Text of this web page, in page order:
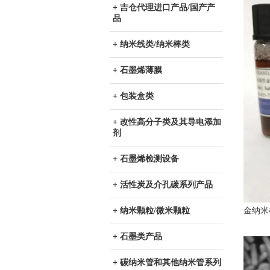
+ 吉仓代理进口产品/国产产
品
+ 纳米线类/纳米棒类
+ 石墨烯薄膜
+ 包装盒类
+ 改性高分子类及其导电添加
剂
+ 石墨烯检测设备
+ 活性炭及介孔碳系列产品
+ 纳米颗粒/微米颗粒
+ 石墨类产品
+ 碳纳米管和其他纳米管系列
金纳